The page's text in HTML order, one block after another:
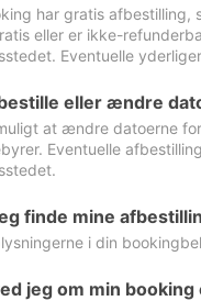
har gratis
eller er ikke-
Eventuelle
eller ændre
at ændre datoerne
Eventuelle
finde mine
i din
jeg om min